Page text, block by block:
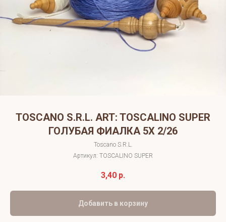
TOSCANO S.R.L. ART: TOSCALINO SUPER
ГОЛУБАЯ ФИАЛКА 5Х 2/26
Toscano S.R.L.
Артикул: TOSCALINO SUPER
3,40 р.
Добавить в корзину